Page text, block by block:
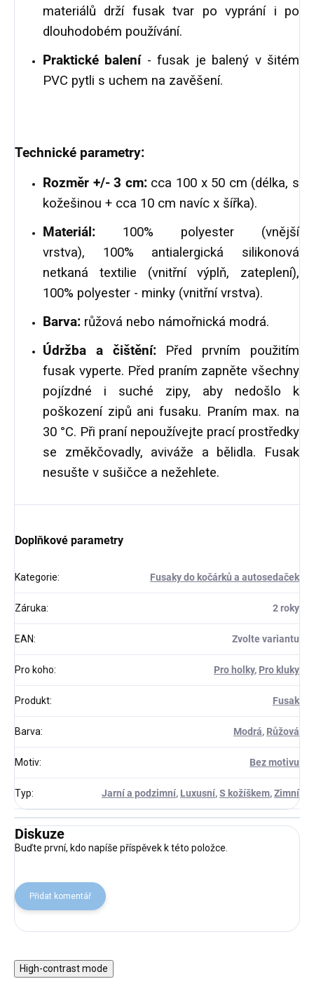
materiálů drží fusak tvar po vyprání i po
dlouhodobém používání.
Praktické balení- fusak je balený v šitém
PVC pytli s uchem na zavěšení.
Technické parametry:
Rozměr +/- 3 cm: cca 100 x 50 cm (délka, s
kožešinou + cca 10 cm navíc x šířka).
Materiál: 100% polyester (vnější
vrstva), 100% antialergická silikonová
netkaná textilie (vnitřní výplň, zateplení),
100% polyester - minky (vnitřní vrstva).
Barva: růžová nebo námořnická modrá.
Údržba a čištění:Před prvním použitím
fusak vyperte. Před praním zapněte všechny
pojízdné i suché zipy, aby nedošlo k
poškození zipů ani fusaku. Praním max. na
30 °C. Při praní nepoužívejte prací prostředky
se změkčovadly, aviváže a bělidla. Fusak
nesušte v sušičce a nežehlete.
Doplňkové parametry
Kategorie: Fusaky do kočárků a autosedaček
Záruka: 2 roky
EAN: Zvolte variantu
Pro koho: Pro holky, Pro kluky
Produkt: Fusak
Barva: Modrá, Růžová
Motiv: Bez motivu
Typ: Jarní a podzimní, Luxusní,S kožíškem,Zimní
Diskuze
Buďte první, kdo napíše příspěvek k této položce.
Přidat komentář
High-contrast mode